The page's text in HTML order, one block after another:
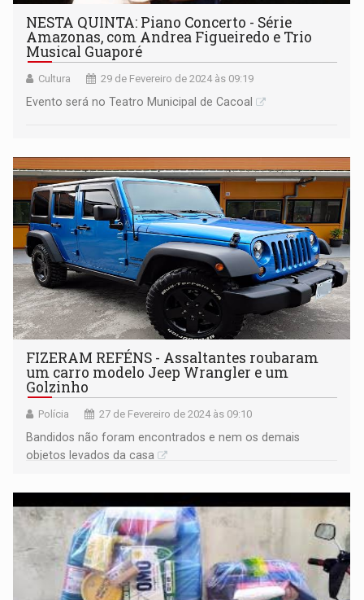
NESTA QUINTA: Piano Concerto - Série
Amazonas, com Andrea Figueiredo e Trio
Musical Guaporé
Cultura 29 de Fevereiro de 2024 às 09:19
Evento será no Teatro Municipal de Cacoal
FIZERAM REFÉNS - Assaltantes roubaram
um carro modelo Jeep Wrangler e um
Golzinho
Polícia 27 de Fevereiro de 2024 às 09:10
Bandidos não foram encontrados e nem os demais
objetos levados da casa